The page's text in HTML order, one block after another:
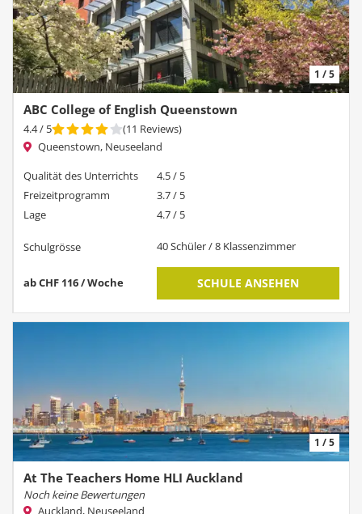
1 / 5
ABC College of English Queenstown
4.4/ 5 (11 Reviews)
Queenstown, Neuseeland
Qualität des Unterrichts
4.5 / 5
Freizeitprogramm
3.7 / 5
Lage
4.7 / 5
Schulgrösse 40 Schüler / 8 Klassenzimmer
ab CHF 116 / Woche SCHULE ANSEHEN
1 / 5
At The Teachers Home HLI Auckland
Noch keine Bewertungen
Auckland, Neuseeland